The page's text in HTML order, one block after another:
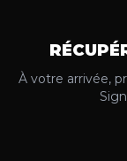
À votre arrivée,